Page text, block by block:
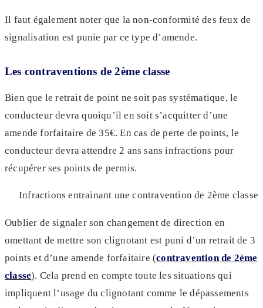
Il faut également noter que la non-conformité des feux de
signalisation est punie par ce type d’amende.
Les contraventions de 2ème classe
Bien que le retrait de point ne soit pas systématique, le
conducteur devra quoiqu’il en soit s’acquitter d’une
amende forfaitaire de 35€. En cas de perte de points, le
conducteur devra attendre 2 ans sans infractions pour
récupérer ses points de permis.
Infractions entrainant une contravention de 2ème classe
Oublier de signaler son changement de direction en
omettant de mettre son clignotant est puni d’un retrait de 3
points et d’une amende forfaitaire (contravention de 2ème
classe). Cela prend en compte toute les situations qui
impliquent l’usage du clignotant comme le dépassements